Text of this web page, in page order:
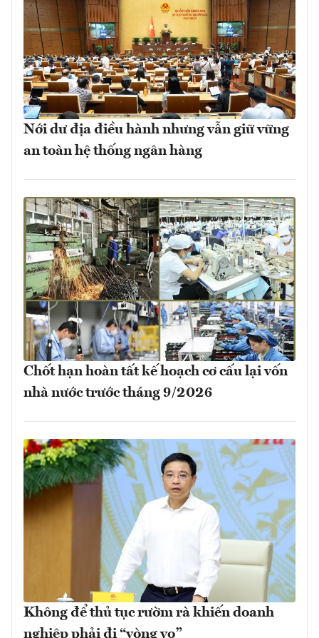
Nới dư địa điều hành nhưng vẫn giữ vững
an toàn hệ thống ngân hàng
Chốt hạn hoàn tất kế hoạch cơ cấu lại vốn
nhà nước trước tháng 9/2026
Không để thủ tục rườm rà khiến doanh
nghiệp phải đi “vòng vo”